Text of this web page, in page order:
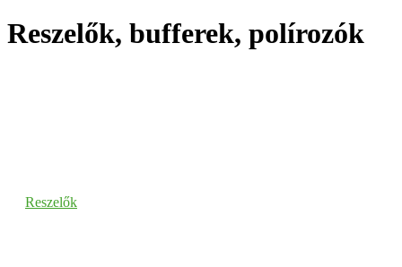
Reszelők, bufferek, polírozók
Reszelők